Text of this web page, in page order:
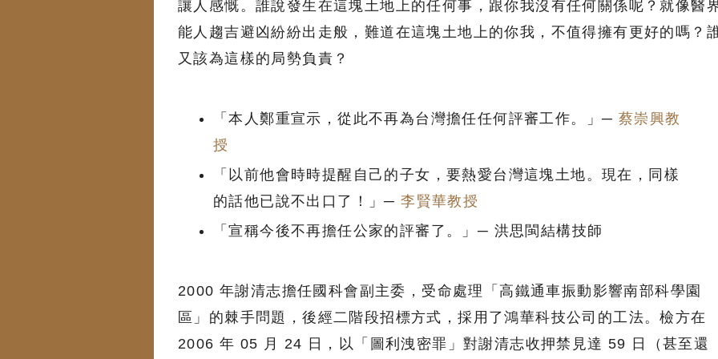
讓人感慨。誰說發生在這塊土地上的任何事，跟你我沒有任何關係呢？就像醫
能人趨吉避凶紛紛出走般，難道在這塊土地上的你我，不值得擁有更好的嗎？
又該為這樣的局勢負責？
「本人鄭重宣示，從此不再為台灣擔任任何評審工作。」─ 蔡崇興教
授
「以前他會時時提醒自己的子女，要熱愛台灣這塊土地。現在，同樣
的話他已說不出口了！」─李賢華教授
「宣稱今後不再擔任公家的評審了。」─ 洪思閩結構技師
2000 年謝清志擔任國科會副主委，受命處理「高鐵通車振動影響南部科學園
區」的棘手問題，後經二階段招標方式，採用了鴻華科技公司的工法。檢方在
2006 年 05 月 24 日，以「圖利洩密罪」對謝清志收押禁見達 59 日（甚至還